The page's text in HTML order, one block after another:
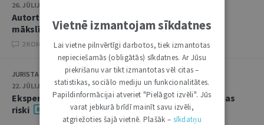
26. JŪLIJS 2026 • 08:00
Autortiesību subjekta un objekta juridiskie aspekti
mākslīgā intelekta kontekstā
2 KOMENTĀRI
JURISTA VĀRDS
22. JŪLIJS 2026 • 14:00
Ekspertu saruna jūlijā: krimināltiesības un būvniecības
riski
Vietnē izmantojam sīkdatnes
Lai vietne pilnvērtīgi darbotos, tiek izmantotas
nepieciešamās (obligātās) sīkdatnes. Ar Jūsu
piekrišanu var tikt izmantotas vēl citas –
statistikas, sociālo mediju un funkcionalitātes.
Papildinformācijai atveriet "Pielāgot izvēli". Jūs
varat jebkurā brīdī mainīt savu izvēli,
atgriežoties šajā vietnē. Plašāk – sīkdatņu